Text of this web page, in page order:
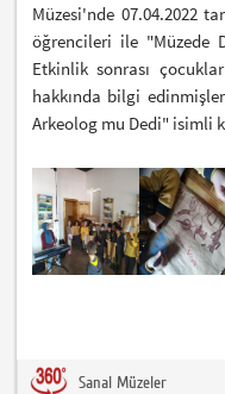
Müzesi'nde 07.04.2022
öğrencileri ile "Müzede
Etkinlik sonrası
hakkında bilgi
Arkeolog mu Dedi" isimli
Sanal Müzeler